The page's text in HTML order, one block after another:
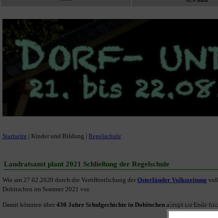
Startseite | Kinder und Bildung | Regelschule
Landratsamt plant 2021 Schließung der Regelschule
Wie am 27.02.2020 durch die Veröffentlichung der Osterländer Volkszeitung
Dobitschen im Sommer 2021 vor.
Damit könnten über 430 Jahre Schulgechichte in Dobitschen abrupt ihr Ende
Dorf- und